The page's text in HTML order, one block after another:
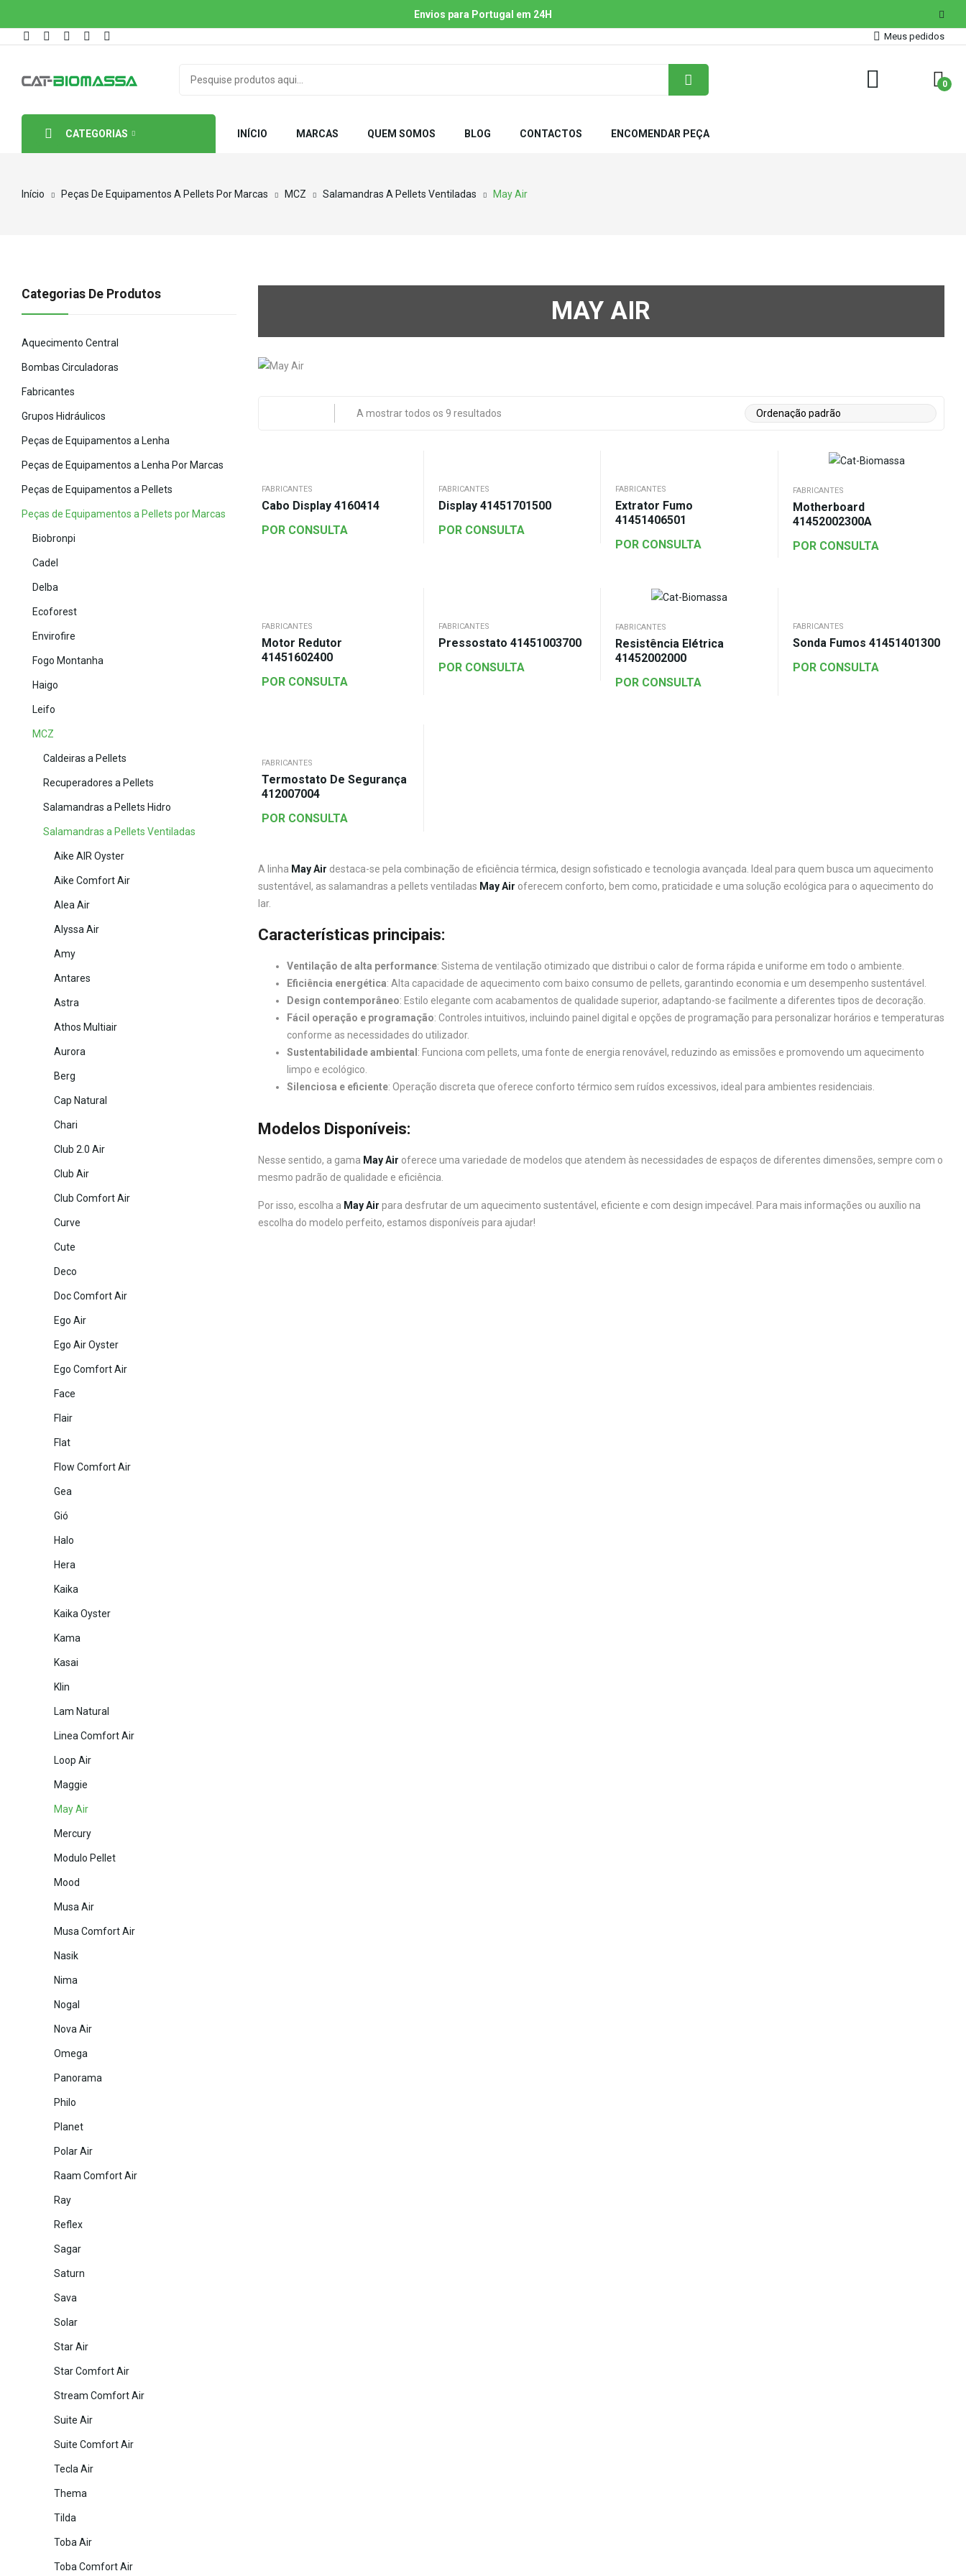
Envios para Portugal em 24H
Meus pedidos
0
CATEGORIAS INÍCIO MARCAS QUEM SOMOS BLOG CONTACTOS ENCOMENDAR PEÇA
Início Peças De Equipamentos A Pellets Por Marcas MCZ Salamandras A Pellets Ventiladas May Air
MAY AIR
A mostrar todos os 9 resultados
FABRICANTES
Cabo Display 4160414
POR CONSULTA
FABRICANTES
Display 41451701500
POR CONSULTA
FABRICANTES
Extrator Fumo
41451406501
POR CONSULTA
FABRICANTES
Motherboard
41452002300A
POR CONSULTA
FABRICANTES
Motor Redutor
41451602400
POR CONSULTA
FABRICANTES
Pressostato 41451003700
POR CONSULTA
FABRICANTES
Resistência Elétrica
41452002000
POR CONSULTA
FABRICANTES
Sonda Fumos 41451401300
POR CONSULTA
FABRICANTES
Termostato De Segurança
412007004
POR CONSULTA
A linha May Air destaca-se pela combinação de eficiência térmica, design sofisticado e tecnologia avançada. Ideal para quem busca um aquecimento
sustentável, as salamandras a pellets ventiladas May Air oferecem conforto, bem como, praticidade e uma solução ecológica para o aquecimento do
lar.
Características principais:
Ventilação de alta performance: Sistema de ventilação otimizado que distribui o calor de forma rápida e uniforme em todo o ambiente.
Eficiência energética: Alta capacidade de aquecimento com baixo consumo de pellets, garantindo economia e um desempenho sustentável.
Design contemporâneo: Estilo elegante com acabamentos de qualidade superior, adaptando-se facilmente a diferentes tipos de decoração.
Fácil operação e programação: Controles intuitivos, incluindo painel digital e opções de programação para personalizar horários e temperaturas
conforme as necessidades do utilizador.
Sustentabilidade ambiental : Funciona com pellets, uma fonte de energia renovável, reduzindo as emissões e promovendo um aquecimento
limpo e ecológico.
Silenciosa e eficiente: Operação discreta que oferece conforto térmico sem ruídos excessivos, ideal para ambientes residenciais.
Modelos Disponíveis:
Nesse sentido, a gama May Air oferece uma variedade de modelos que atendem às necessidades de espaços de diferentes dimensões, sempre com o
mesmo padrão de qualidade e eficiência.
Por isso, escolha a May Air para desfrutar de um aquecimento sustentável, eficiente e com design impecável. Para mais informações ou auxílio na
escolha do modelo perfeito, estamos disponíveis para ajudar!
Categorias De Produtos
Aquecimento Central
Bombas Circuladoras
Fabricantes
Grupos Hidráulicos
Peças de Equipamentos a Lenha
Peças de Equipamentos a Lenha Por Marcas
Peças de Equipamentos a Pellets
Peças de Equipamentos a Pellets por Marcas
Biobronpi
Cadel
Delba
Ecoforest
Envirofire
Fogo Montanha
Haigo
Leifo
MCZ
Caldeiras a Pellets
Recuperadores a Pellets
Salamandras a Pellets Hidro
Salamandras a Pellets Ventiladas
Aike AIR Oyster
Aike Comfort Air
Alea Air
Alyssa Air
Amy
Antares
Astra
Athos Multiair
Aurora
Berg
Cap Natural
Chari
Club 2.0 Air
Club Air
Club Comfort Air
Curve
Cute
Deco
Doc Comfort Air
Ego Air
Ego Air Oyster
Ego Comfort Air
Face
Flair
Flat
Flow Comfort Air
Gea
Gió
Halo
Hera
Kaika
Kaika Oyster
Kama
Kasai
Klin
Lam Natural
Linea Comfort Air
Loop Air
Maggie
May Air
Mercury
Modulo Pellet
Mood
Musa Air
Musa Comfort Air
Nasik
Nima
Nogal
Nova Air
Omega
Panorama
Philo
Planet
Polar Air
Raam Comfort Air
Ray
Reflex
Sagar
Saturn
Sava
Solar
Star Air
Star Comfort Air
Stream Comfort Air
Suite Air
Suite Comfort Air
Tecla Air
Thema
Tilda
Toba Air
Toba Comfort Air